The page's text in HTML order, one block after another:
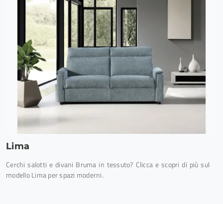
Lima
Cerchi salotti e divani Bruma in tessuto? Clicca e scopri di più sul
modello Lima per spazi moderni.